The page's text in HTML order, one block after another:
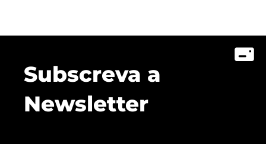
Subscreva a
Newsletter